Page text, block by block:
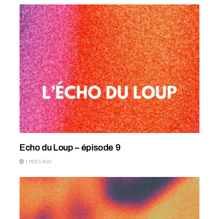
Echo du Loup – épisode 9
1 MOIS AGO